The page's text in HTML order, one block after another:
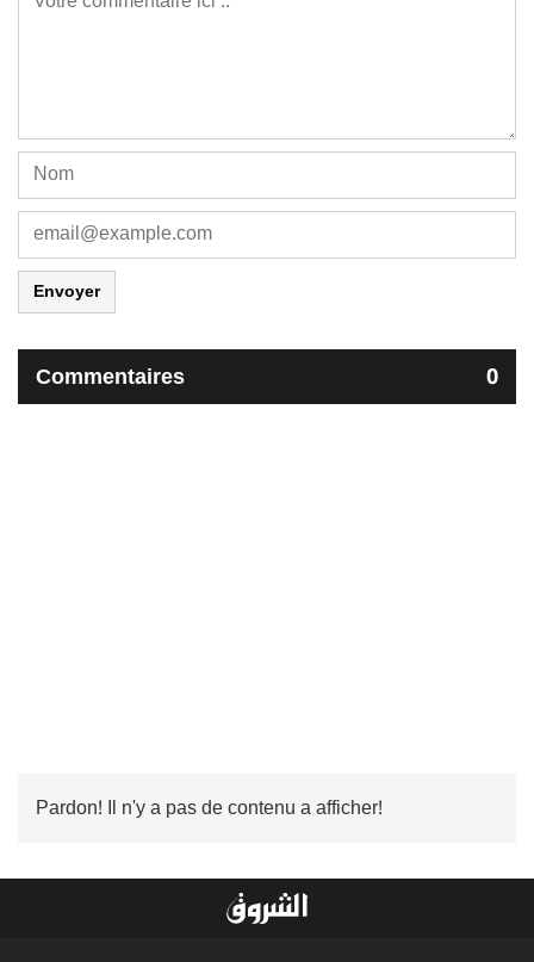
Envoyer
Commentaires 0
Pardon! Il n'y a pas de contenu a afficher!